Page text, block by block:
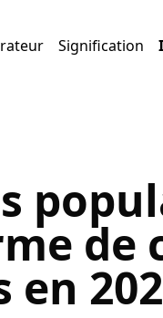
Signification
de
en